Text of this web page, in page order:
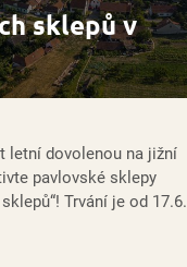
sklepů v
letní dovolenou na jižní
pavlovské sklepy
Trvání je od 17.6.